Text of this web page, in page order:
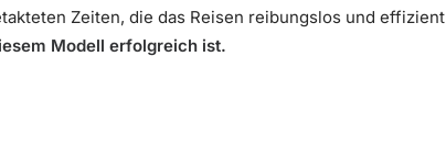
Zeiten, die das Reisen reibungslos und effizient
Modell erfolgreich ist.